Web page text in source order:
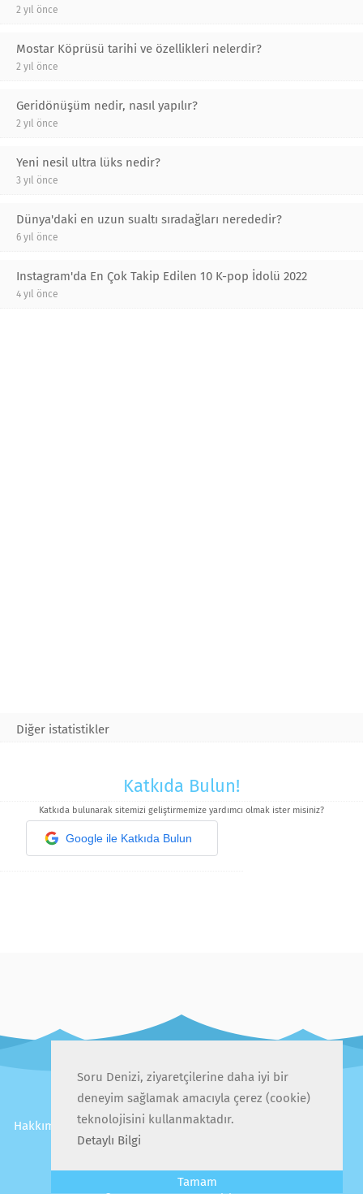
2 yıl önce
Mostar Köprüsü tarihi ve özellikleri nelerdir?
2 yıl önce
Geridönüşüm nedir, nasıl yapılır?
2 yıl önce
Yeni nesil ultra lüks nedir?
3 yıl önce
Dünya'daki en uzun sualtı sıradağları nerededir?
6 yıl önce
Instagram'da En Çok Takip Edilen 10 K-pop İdolü 2022
4 yıl önce
Diğer istatistikler
Katkıda Bulun!
Katkıda bulunarak sitemizi geliştirmemize yardımcı olmak ister misiniz?
Google ile Katkıda Bulun
Hakkımızda İletişim Gizlilik Politikası
Kullanıcı Sözleşmesi
Sıkça Sorulan Sorular
Soru Denizi, ziyaretçilerine daha iyi bir
deneyim sağlamak amacıyla çerez (cookie)
teknolojisini kullanmaktadır.
Detaylı Bilgi
Tamam